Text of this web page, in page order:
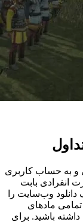
و به حساب کاربری
انفرادی بابت
وب‌سایت را
تمامی مادهای
باشید. برای